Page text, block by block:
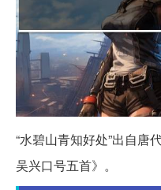
“水碧山青知好处”出自唐
吴兴口号五首》。